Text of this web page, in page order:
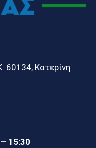
60134, Κατερίνη
15:30